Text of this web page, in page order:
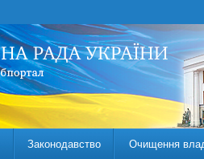
Законодавство Очищення